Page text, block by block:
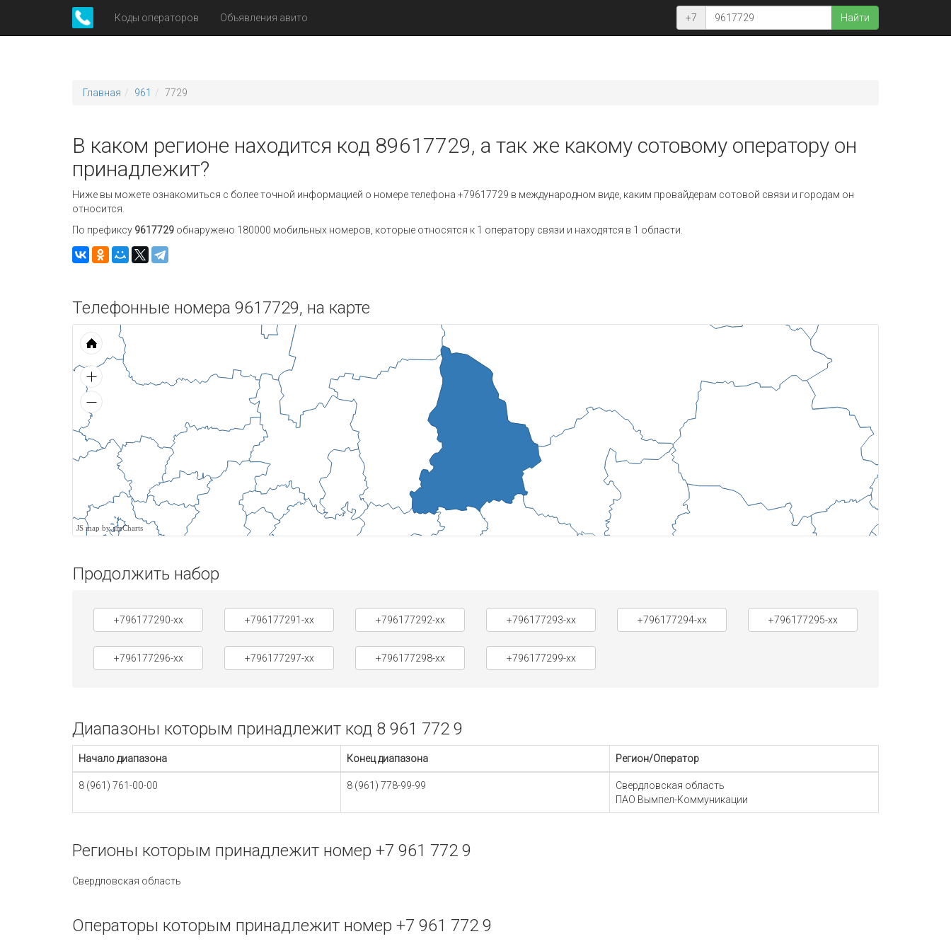
Коды операторов Объявления авито +7 Найти
Главная 961 7729
В каком регионе находится код 89617729, а так же какому сотовому оператору он
принадлежит?
Ниже вы можете ознакомиться с более точной информацией о номере телефона +79617729 в международном виде, каким провайдерам сотовой связи и городам он
относится.
По префиксу 9617729 обнаружено 180000 мобильных номеров, которые относятся к 1 оператору связи и находятся в 1 области.
Телефонные номера 9617729, на карте
JS map by amCharts
Продолжить набор
+796177290-xx +796177291-xx +796177292-xx +796177293-xx +796177294-xx +796177295-xx
+796177296-xx +796177297-xx +796177298-xx +796177299-xx
Диапазоны которым принадлежит код 8 961 772 9
Начало диапазона Конец диапазона Регион/Оператор
8 (961) 761-00-00 8 (961) 778-99-99
Свердловская область
ПАО Вымпел-Коммуникации
Регионы которым принадлежит номер +7 961 772 9
Свердловская область
Операторы которым принадлежит номер +7 961 772 9